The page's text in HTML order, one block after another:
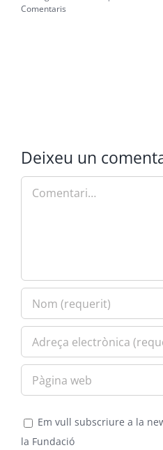
Comentaris
Deixeu un
Em vull subscriure a la
la Fundació